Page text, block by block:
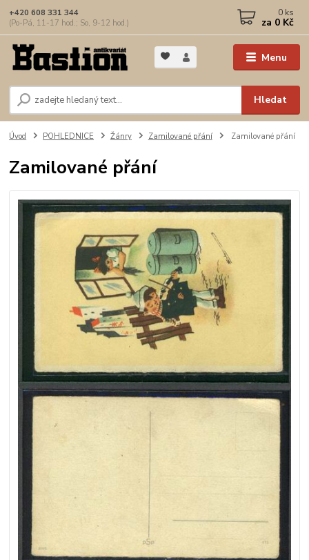
Menu
Hledat
+420 608 331 344
(Po-Pá, 11-17 hod.; So, 9-12 hod.)
0 ks
za 0 Kč
Úvod POHLEDNICE Žánry Zamilované přání Zamilované přání
Zamilované přání